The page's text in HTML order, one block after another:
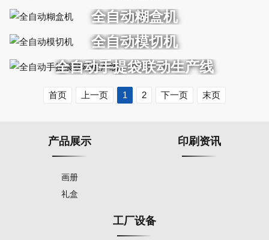
全自动糊盒机
全自动模切机
全自动手提袋联动生产线
首页 上一页 1 2 下一页 末页
产品展示
画册
礼盒
印刷资讯
工厂设备